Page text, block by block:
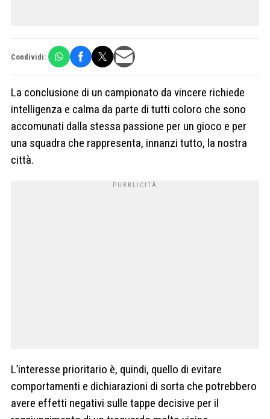
Condividi:
La conclusione di un campionato da vincere richiede
intelligenza e calma da parte di tutti coloro che sono
accomunati dalla stessa passione per un gioco e per
una squadra che rappresenta, innanzi tutto, la nostra
città.
L’interesse prioritario è, quindi, quello di evitare
comportamenti e dichiarazioni di sorta che potrebbero
avere effetti negativi sulle tappe decisive per il